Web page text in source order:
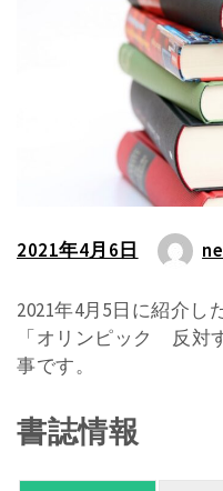
2021年4月6日
2021年4月5日に紹介し
「オリンピック 反対
事です。
書誌情報